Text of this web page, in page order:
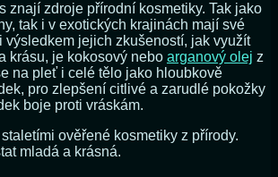
znají zdroje přírodní kosmetiky. Tak jako
tak i v exotických krajinách mají své
výsledkem jejich zkušeností, jak využít
krásu, je kokosový nebo arganový olej z
na pleť i celé tělo jako hloubkově
pro zlepšení citlivé a zarudlé pokožky
boje proti vráskám.
ověřené kosmetiky z přírody.
mladá a krásná.